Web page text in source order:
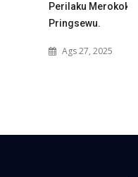
Perilaku Merokok di SMK YPT
Ags 27, 2025